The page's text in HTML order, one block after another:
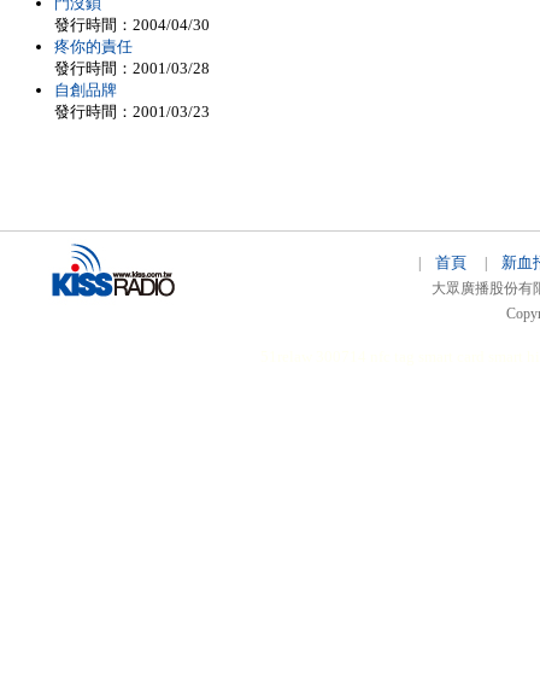
發行時間：2004/04/30
疼你的責任
發行時間：2001/03/28
自創品牌
發行時間：2001/03/23
| 首頁| 新血
大眾廣播股份有